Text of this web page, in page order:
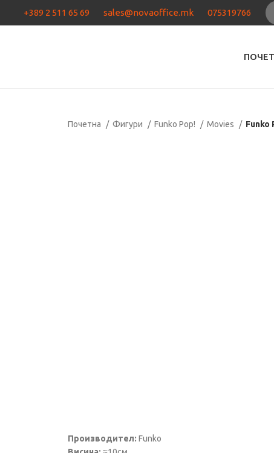
+389 2 511 65 69 sales@novaoffice.mk 075319766
Почетна Фигури Funko Pop! Movies Funko
Производител: Funko